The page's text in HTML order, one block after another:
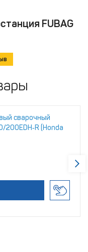
FUBAG
сварочный
200EDH‑R (Honda